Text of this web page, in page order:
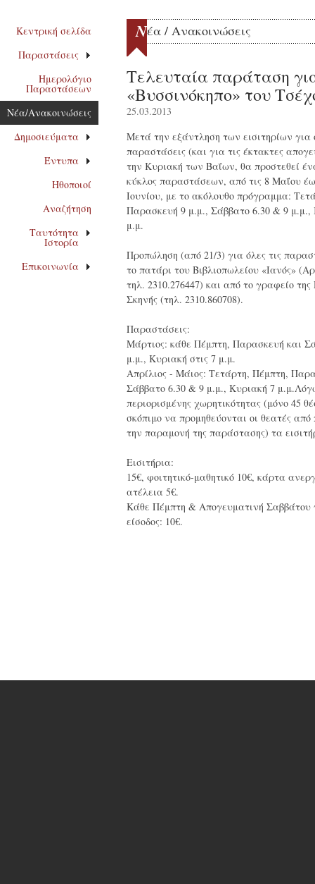
Κεντρική σελίδα
Παραστάσεις
Ημερολόγιο
Παραστάσεων
Νέα/Ανακοινώσεις
Δημοσιεύματα
Έντυπα
Ηθοποιοί
Αναζήτηση
Ταυτότητα
Ιστορία
Επικοινωνία
Νέα / Ανακοινώσεις
Τελευταία παράταση
«Βυσσινόκηπο» του
25.03.2013
Μετά την εξάντληση των εισιτηρίων για
παραστάσεις (και για τις έκτακτες
την Κυριακή των Βαΐων, θα προστεθεί
κύκλος παραστάσεων, από τις 8 Μαΐου
Ιουνίου, με το ακόλουθο πρόγραμμα:
Παρασκευή 9 μ.μ., Σάββατο 6.30 & 9 μ.μ.,
μ.μ.
Προπώληση (από 21/3) για όλες τις
το πατάρι του Βιβλιοπωλείου «Ιανός»
τηλ. 2310.276447) και από το γραφείο της
Σκηνής (τηλ. 2310.860708).
Παραστάσεις:
Μάρτιος: κάθε Πέμπτη, Παρασκευή και
μ.μ., Κυριακή στις 7 μ.μ.
Απρίλιος - Μάιος: Τετάρτη, Πέμπτη,
Σάββατο 6.30 & 9 μ.μ., Κυριακή 7 μ.μ.
περιορισμένης χωρητικότητας (μόνο 45
σκόπιμο να προμηθεύονται οι θεατές από
την παραμονή της παράστασης) τα
Εισιτήρια:
15€, φοιτητικό-μαθητικό 10€, κάρτα
ατέλεια 5€.
Κάθε Πέμπτη & Απογευματινή Σαββάτου
είσοδος: 10€.